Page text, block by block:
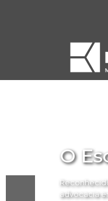
O
advocacia